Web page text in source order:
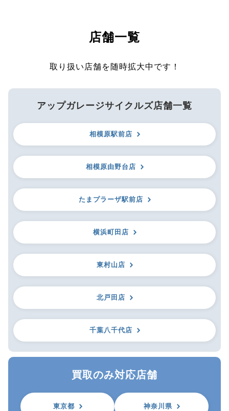
店舗一覧
取り扱い店舗を随時拡大中です！
アップガレージサイクルズ店舗一覧
相模原駅前店
相模原由野台店
たまプラーザ駅前店
横浜町田店
東村山店
北戸田店
千葉八千代店
買取のみ対応店舗
東京都 神奈川県